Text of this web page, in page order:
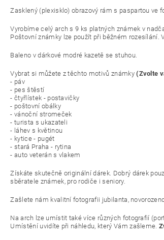
Zasklený (plexisklo) obrazový rám s paspartou ve
Vyrobíme celý arch s 9 ks platných známek v
Poštovní známky lze použít při běžném rozesílání.
Baleno v dárkové modré kazetě se stuhou.
Vybrat si můžete z těchto motivů známky(Zvolte
- páv
- pes štěstí
- čtyřlístek - postavičky
- poštovní obálky
- vánoční stromeček
- turista s ukazateli
- láhev s květinou
- kytice - pugét
- stará Praha - rytina
- auto veterán s vlakem
Získáte skutečně originální dárek. Dobrý dárek
sběratele známek, pro rodiče i seniory.
Zašlete nám kvalitní fotografii jubilanta,
Na arch lze umístit také více různých fotografií
Umístění uvidíte při náhledu, který Vám zašleme.